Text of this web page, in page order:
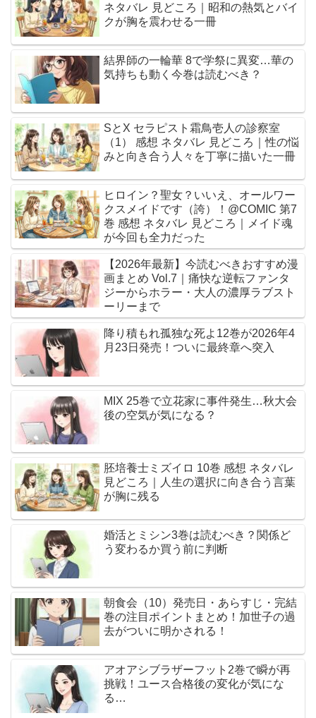
ネタバレ 見どころ｜昭和の熱気とバイ
クが胸を震わせる一冊
結界師の一輪華 8で学祭に異変…華の
気持ちも動く今巻は読むべき？
SとX セラピスト霜鳥壱人の診察室
（1） 感想 ネタバレ 見どころ｜性の悩
みと向き合う人々を丁寧に描いた一冊
ヒロイン？聖女？いいえ、オールワー
クスメイドです（誇）！@COMIC 第7
巻 感想 ネタバレ 見どころ｜メイド魂
が今回も全力だった
【2026年最新】今読むべきおすすめ漫
画まとめ Vol.7｜痛快な逆転ファンタ
ジーからホラー・大人の濃厚ラブスト
ーリーまで
降り積もれ孤独な死よ12巻が2026年4
月23日発売！ついに最終章へ突入
MIX 25巻で立花家に事件発生…秋大会
後の空気が気になる？
胚培養士ミズイロ 10巻 感想 ネタバレ
見どころ｜人生の選択に向き合う言葉
が胸に残る
婚活とミシン3巻は読むべき？関係ど
う変わるか買う前に判断
朝食会（10）発売日・あらすじ・完結
巻の注目ポイントまとめ！加世子の過
去がついに明かされる！
アオアシブラザーフット2巻で瞬が再
挑戦！ユース合格後の変化が気にな
る…